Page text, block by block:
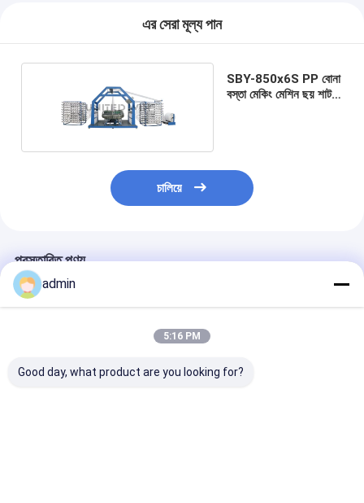
এর সেরা মূল্য পান
SBY-850x6S PP বোনা
বস্তা মেকিং মেশিন ছয় শাটল
চালিয়ে
প্রস্তাবিত পণ্য
admin
5:16 PM
Good day, what product are you looking for?